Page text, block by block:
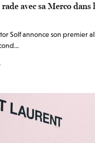
avec sa Merco
Solf annonce son premier